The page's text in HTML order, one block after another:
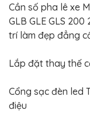
Cần số pha lê xe
GLB GLE GLS
trí làm đẹp đẳng
Lắp đặt thay thế
Cổng sạc đèn led
điệu